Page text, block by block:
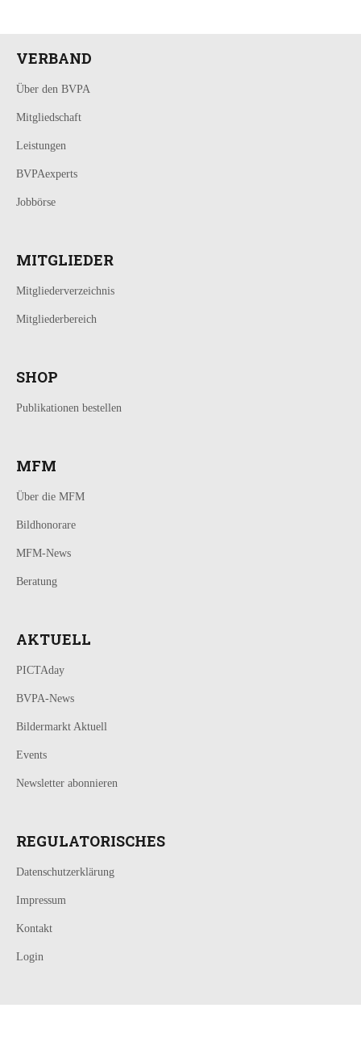
VERBAND
Über den BVPA
Mitgliedschaft
Leistungen
BVPAexperts
Jobbörse
MITGLIEDER
Mitgliederverzeichnis
Mitgliederbereich
SHOP
Publikationen bestellen
MFM
Über die MFM
Bildhonorare
MFM-News
Beratung
AKTUELL
PICTAday
BVPA-News
Bildermarkt Aktuell
Events
Newsletter abonnieren
REGULATORISCHES
Datenschutzerklärung
Impressum
Kontakt
Login